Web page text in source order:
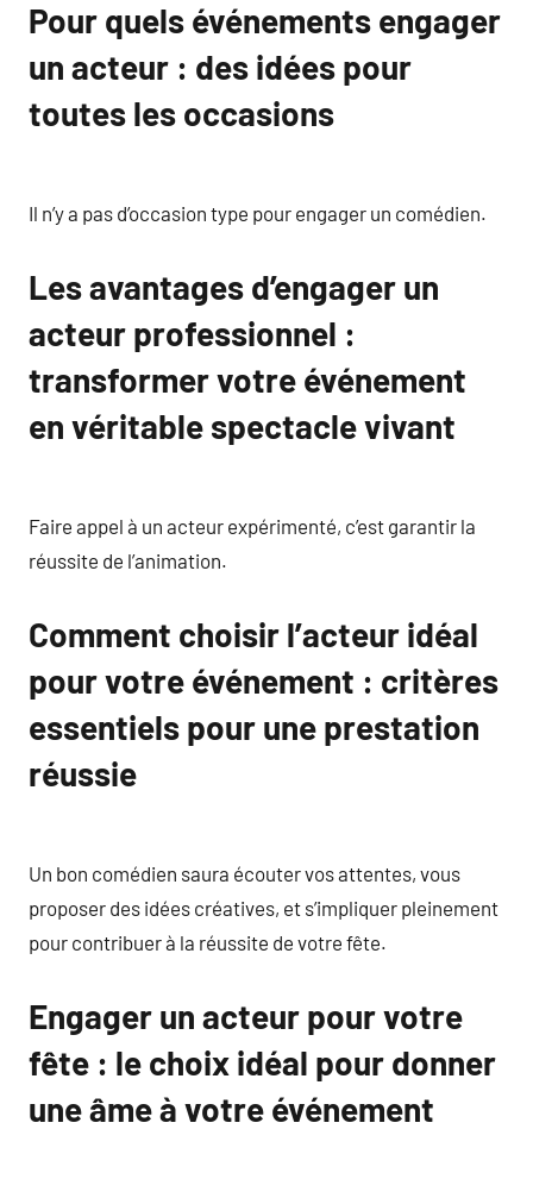
Pour quels événements engager
un acteur : des idées pour
toutes les occasions
Il n’y a pas d’occasion type pour engager un comédien.
Les avantages d’engager un
acteur professionnel :
transformer votre événement
en véritable spectacle vivant
Faire appel à un acteur expérimenté, c’est garantir la
réussite de l’animation.
Comment choisir l’acteur idéal
pour votre événement : critères
essentiels pour une prestation
réussie
Un bon comédien saura écouter vos attentes, vous
proposer des idées créatives, et s’impliquer pleinement
pour contribuer à la réussite de votre fête.
Engager un acteur pour votre
fête : le choix idéal pour donner
une âme à votre événement